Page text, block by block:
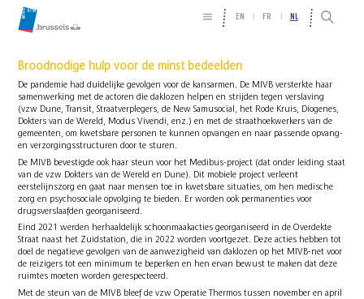
EN FR NL
Broodnodige hulp voor de minst bedeelden
De pandemie had duidelijke gevolgen voor de kansarmen. De MIVB versterkte haar
samenwerking met de actoren die daklozen helpen en strijden tegen verslaving
(vzw Dune, Transit, Straatverplegers, de New Samusocial, het Rode Kruis, Diogenes,
Dokters van de Wereld, Modus Vivendi, enz.) en met de straathoekwerkers van de
gemeenten, om kwetsbare personen te kunnen opvangen en naar passende opvang-
en verzorgingsstructuren door te sturen.
De MIVB bevestigde ook haar steun voor het Medibus-project (dat onder leiding staat
van de vzw Dokters van de Wereld en Dune). Dit mobiele project verleent
eerstelijnszorg en gaat naar mensen toe in kwetsbare situaties, om hen medische
zorg en psychosociale opvolging te bieden. Er worden ook permanenties voor
drugsverslaafden georganiseerd.
Eind 2021 werden herhaaldelijk schoonmaakacties georganiseerd in de Overdekte
Straat naast het Zuidstation, die in 2022 worden voortgezet. Deze acties hebben tot
doel de negatieve gevolgen van de aanwezigheid van daklozen op het MIVB-net voor
de reizigers tot een minimum te beperken en hen ervan bewust te maken dat deze
ruimtes moeten worden gerespecteerd.
Met de steun van de MIVB bleef de vzw Operatie Thermos tussen november en april